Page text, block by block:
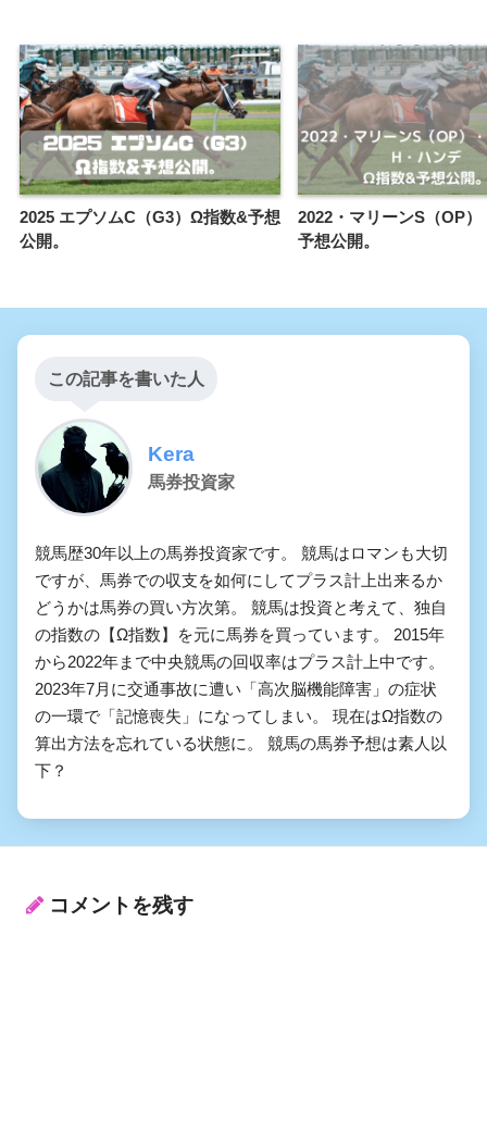
2025 エプソムC（G3）Ω指数&予想
公開。
2022・マリーンS（OP
予想公開。
この記事を書いた人
Kera
馬券投資家
競馬歴30年以上の馬券投資家です。 競馬はロマンも大切
ですが、馬券での収支を如何にしてプラス計上出来るか
どうかは馬券の買い方次第。 競馬は投資と考えて、独自
の指数の【Ω指数】を元に馬券を買っています。 2015年
から2022年まで中央競馬の回収率はプラス計上中です。
2023年7月に交通事故に遭い「高次脳機能障害」の症状
の一環で「記憶喪失」になってしまい。 現在はΩ指数の
算出方法を忘れている状態に。 競馬の馬券予想は素人以
下？
コメントを残す